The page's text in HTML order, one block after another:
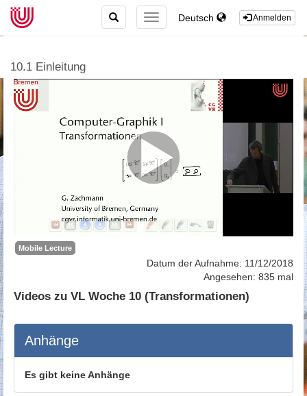
Anmelden
Deutsch
TOGGLE
NAVIGATION
TOGGLE
SEARCH
10.1 Einleitung
Mobile Lecture
Datum der Aufnahme: 11/12/2018
Angesehen: 835 mal
Videos zu VL Woche 10 (Transformationen)
Anhänge
Es gibt keine Anhänge